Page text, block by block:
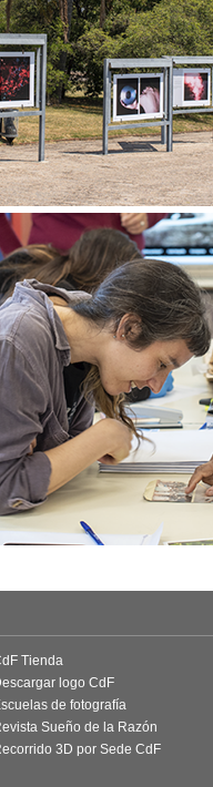
Tienda
logo CdF
de fotografía
Sueño de la Razón
3D por Sede CdF